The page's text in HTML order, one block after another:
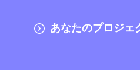
あなたのプロジェ